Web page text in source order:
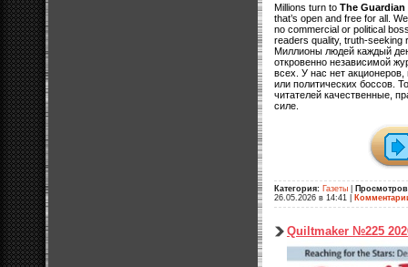
Millions turn to The Guardian
that’s open and free for all.
no commercial or political
readers quality, truth-seeking
Миллионы людей каждый
откровенно независимой
всех. У нас нет
или политических боссов.
читателей качественные,
силе.
Категория: Газеты
26.05.2026 в 14:41
Quiltmaker №225